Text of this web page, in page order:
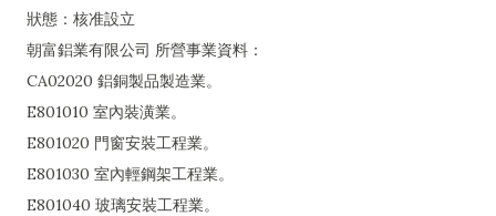
狀態：核准設立
朝富鋁業有限公司 所營事業資料：
CA02020 鋁銅製品製造業。
E801010 室內裝潢業。
E801020 門窗安裝工程業。
E801030 室內輕鋼架工程業。
E801040 玻璃安裝工程業。